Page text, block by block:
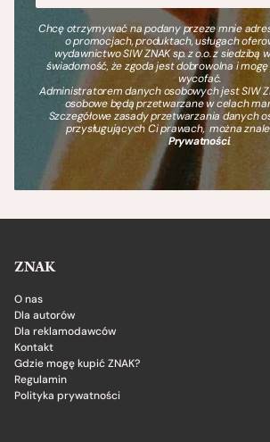
Chcę otrzymywać na podany przeze mnie
o promocjach, produktach, usługach
wydawnictwo SIW ZNAK sp. z o.o. z siedzibą
świadomość, że zgoda jest dobrowolna i
wycofać.
Administratorem danych osobowych jest SIW
osobowe będą przetwarzane w celach
Szczegółowe zasady przetwarzania danych
przysługujących Ci prawach, można
Prywatności.
ZNAK
O nas
Dla autorów
Dla reklamodawców
Kontakt
Gdzie mogę kupić ZNAK?
Regulamin
Polityka prywatności